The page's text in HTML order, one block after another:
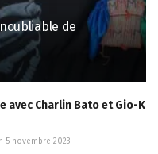
de
avec Charlin Bato et Gio-K
5 novembre 2023